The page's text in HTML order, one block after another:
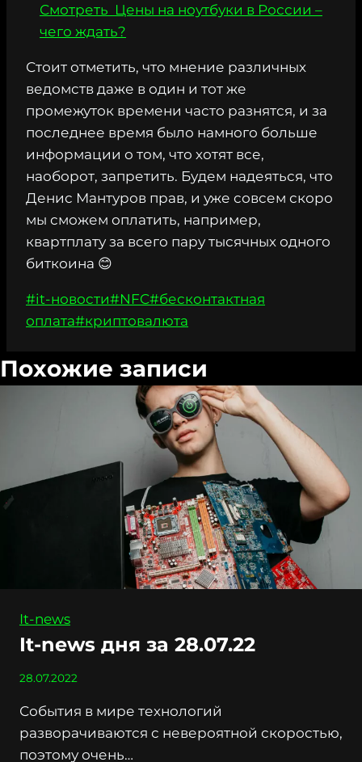
Смотреть Цены на ноутбуки в России –
чего ждать?
Стоит отметить, что мнение различных
ведомств даже в один и тот же
промежуток времени часто разнятся, и за
последнее время было намного больше
информации о том, что хотят все,
наоборот, запретить. Будем надеяться, что
Денис Мантуров прав, и уже совсем скоро
мы сможем оплатить, например,
квартплату за всего пару тысячных одного
биткоина 😊
Метки
записи:
#it-новости#NFC#бесконтактная
оплата#криптовалюта
Похожие записи
It-news
It-news дня за 28.07.22
28.07.2022
События в мире технологий
разворачиваются с невероятной скоростью,
поэтому очень…